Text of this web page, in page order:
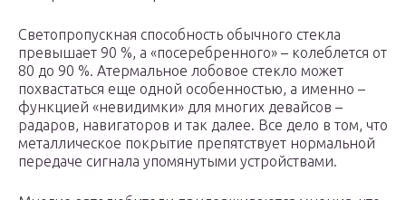
Светопропускная способность обычного стекла
превышает 90 %, а «посеребренного» – колеблется от
80 до 90 %. Атермальное лобовое стекло может
похвастаться еще одной особенностью, а именно –
функцией «невидимки» для многих девайсов –
радаров, навигаторов и так далее. Все дело в том, что
металлическое покрытие препятствует нормальной
передаче сигнала упомянутыми устройствами.